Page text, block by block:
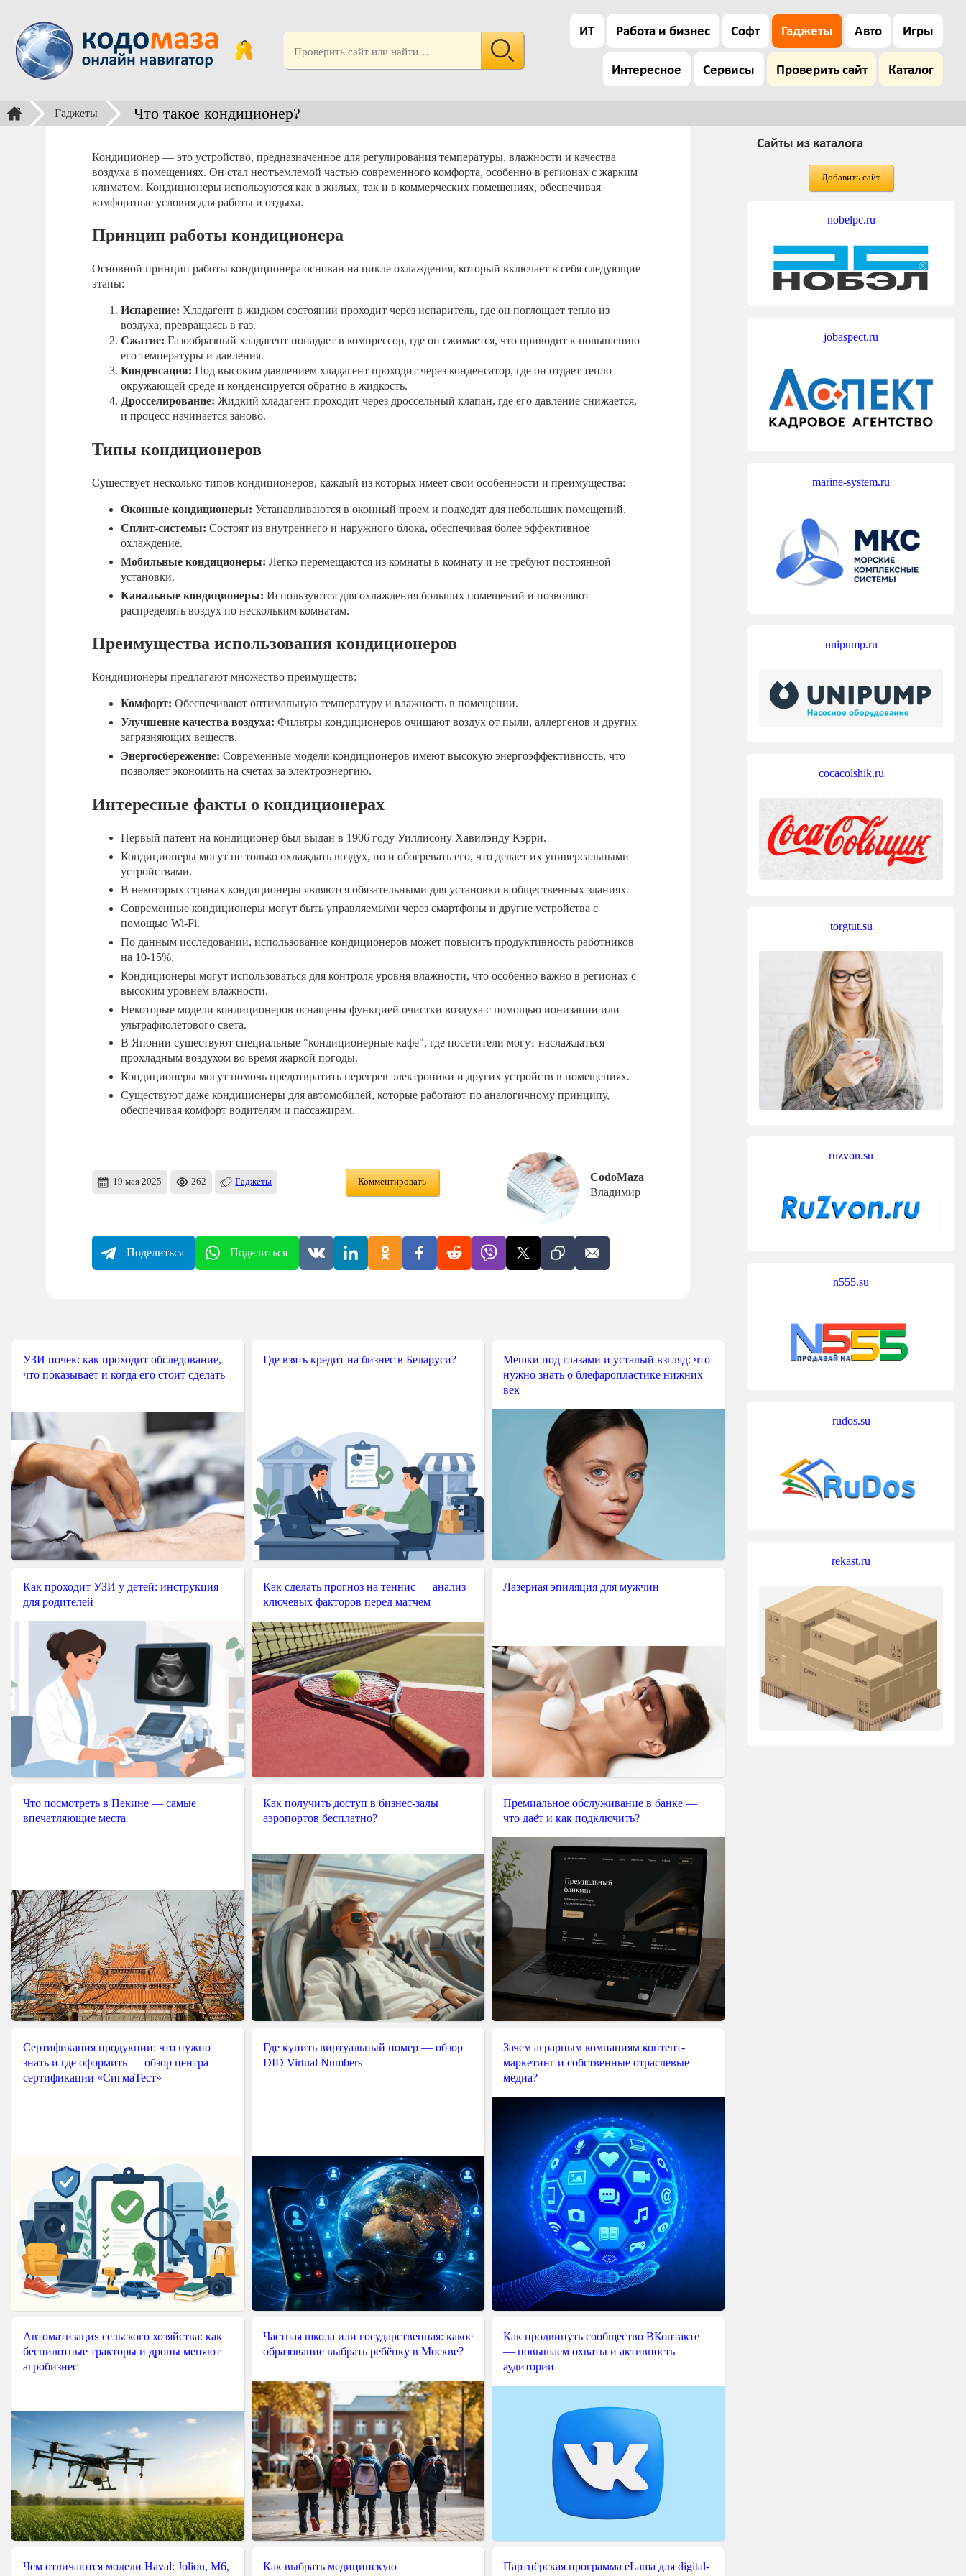
ИТ Работа и бизнес Софт Гаджеты Авто Игры
Интересное Сервисы Проверить сайт Каталог
Гаджеты Что такое кондиционер?
Кондиционер — это устройство, предназначенное для регулирования температуры, влажности и качества
воздуха в помещениях. Он стал неотъемлемой частью современного комфорта, особенно в регионах с жарким
климатом. Кондиционеры используются как в жилых, так и в коммерческих помещениях, обеспечивая
комфортные условия для работы и отдыха.
Принцип работы кондиционера
Основной принцип работы кондиционера основан на цикле охлаждения, который включает в себя следующие
этапы:
Испарение: Хладагент в жидком состоянии проходит через испаритель, где он поглощает тепло из
воздуха, превращаясь в газ.
Сжатие: Газообразный хладагент попадает в компрессор, где он сжимается, что приводит к повышению
его температуры и давления.
Конденсация: Под высоким давлением хладагент проходит через конденсатор, где он отдает тепло
окружающей среде и конденсируется обратно в жидкость.
Дросселирование: Жидкий хладагент проходит через дроссельный клапан, где его давление снижается,
и процесс начинается заново.
Типы кондиционеров
Существует несколько типов кондиционеров, каждый из которых имеет свои особенности и преимущества:
Оконные кондиционеры: Устанавливаются в оконный проем и подходят для небольших помещений.
Сплит-системы: Состоят из внутреннего и наружного блока, обеспечивая более эффективное
охлаждение.
Мобильные кондиционеры: Легко перемещаются из комнаты в комнату и не требуют постоянной
установки.
Канальные кондиционеры: Используются для охлаждения больших помещений и позволяют
распределять воздух по нескольким комнатам.
Преимущества использования кондиционеров
Кондиционеры предлагают множество преимуществ:
Комфорт: Обеспечивают оптимальную температуру и влажность в помещении.
Улучшение качества воздуха: Фильтры кондиционеров очищают воздух от пыли, аллергенов и других
загрязняющих веществ.
Энергосбережение: Современные модели кондиционеров имеют высокую энергоэффективность, что
позволяет экономить на счетах за электроэнергию.
Интересные факты о кондиционерах
Первый патент на кондиционер был выдан в 1906 году Уиллисону Хавилэнду Кэрри.
Кондиционеры могут не только охлаждать воздух, но и обогревать его, что делает их универсальными
устройствами.
В некоторых странах кондиционеры являются обязательными для установки в общественных зданиях.
Современные кондиционеры могут быть управляемыми через смартфоны и другие устройства с
помощью Wi-Fi.
По данным исследований, использование кондиционеров может повысить продуктивность работников
на 10-15%.
Кондиционеры могут использоваться для контроля уровня влажности, что особенно важно в регионах с
высоким уровнем влажности.
Некоторые модели кондиционеров оснащены функцией очистки воздуха с помощью ионизации или
ультрафиолетового света.
В Японии существуют специальные "кондиционерные кафе", где посетители могут наслаждаться
прохладным воздухом во время жаркой погоды.
Кондиционеры могут помочь предотвратить перегрев электроники и других устройств в помещениях.
Существуют даже кондиционеры для автомобилей, которые работают по аналогичному принципу,
обеспечивая комфорт водителям и пассажирам.
19 мая 2025 262 Гаджеты Комментировать
CodoMaza
Владимир
Поделиться Поделиться
УЗИ почек: как проходит обследование,
что показывает и когда его стоит сделать
Где взять кредит на бизнес в Беларуси?
Мешки под глазами и усталый взгляд: что
нужно знать о блефаропластике нижних
век
Как проходит УЗИ у детей: инструкция
для родителей
Как сделать прогноз на теннис — анализ
ключевых факторов перед матчем
Лазерная эпиляция для мужчин
Что посмотреть в Пекине — самые
впечатляющие места
Как получить доступ в бизнес-залы
аэропортов бесплатно?
Премиальное обслуживание в банке —
что даёт и как подключить?
Сертификация продукции: что нужно
знать и где оформить — обзор центра
сертификации «СигмаТест»
Где купить виртуальный номер — обзор
DID Virtual Numbers
Зачем аграрным компаниям контент-
маркетинг и собственные отраслевые
медиа?
Автоматизация сельского хозяйства: как
беспилотные тракторы и дроны меняют
агробизнес
Частная школа или государственная: какое
образование выбрать ребёнку в Москве?
Как продвинуть сообщество ВКонтакте
— повышаем охваты и активность
аудитории
Чем отличаются модели Haval: Jolion, M6,
Как выбрать медицинскую
Партнёрская программа eLama для digital-
Сайты из каталога
Добавить сайт
nobelpc.ru
jobaspect.ru
marine-system.ru
unipump.ru
cocacolshik.ru
torgtut.su
ruzvon.su
n555.su
rudos.su
rekast.ru